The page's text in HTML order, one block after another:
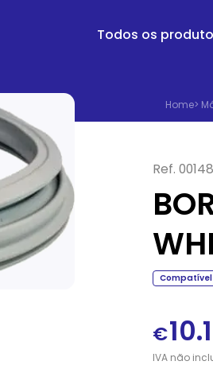
Todos os
Home>
Ref.
Compatível
€
IVAnão